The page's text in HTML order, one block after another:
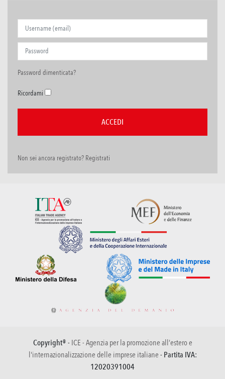
Password dimenticata?
Ricordami
Non sei ancora registrato? Registrati
Copyright® - ICE - Agenzia per la promozione all’estero e
l'internazionalizzazione delle imprese italiane - Partita IVA:
12020391004